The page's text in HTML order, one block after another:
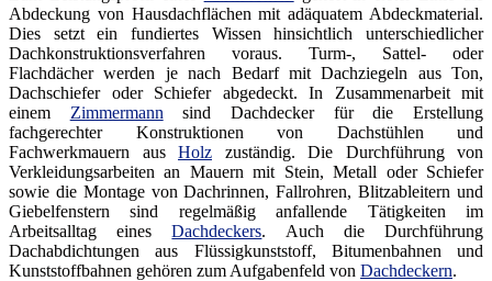
Abdeckung von Hausdachflächen mit adäquatem Abdeckmaterial.
Dies setzt ein fundiertes Wissen hinsichtlich unterschiedlicher
Dachkonstruktionsverfahren voraus. Turm-, Sattel- oder
Flachdächer werden je nach Bedarf mit Dachziegeln aus Ton,
Dachschiefer oder Schiefer abgedeckt. In Zusammenarbeit mit
einem Zimmermann sind Dachdecker für die Erstellung
fachgerechter Konstruktionen von Dachstühlen und
Fachwerkmauern aus Holz zuständig. Die Durchführung von
Verkleidungsarbeiten an Mauern mit Stein, Metall oder Schiefer
sowie die Montage von Dachrinnen, Fallrohren, Blitzableitern und
Giebelfenstern sind regelmäßig anfallende Tätigkeiten im
Arbeitsalltag einesDachdeckers. Auch die Durchführung
Dachabdichtungen aus Flüssigkunststoff, Bitumenbahnen und
Kunststoffbahnen gehören zum Aufgabenfeld von Dachdeckern.